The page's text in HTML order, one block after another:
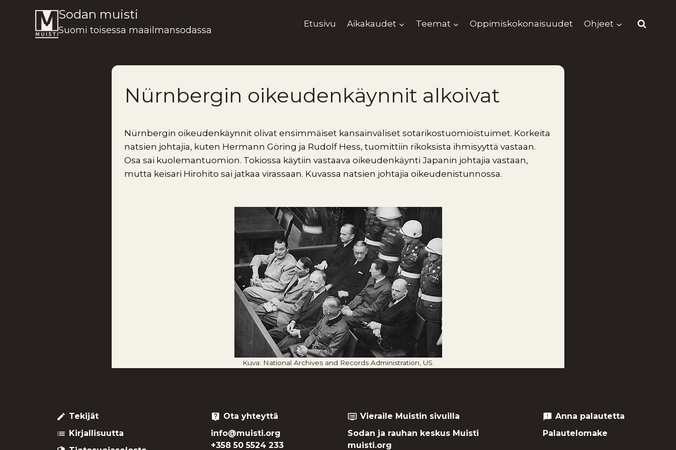
Sodan muisti
Suomi toisessa maailmansodassa
Etusivu Aikakaudet Teemat Oppimiskokonaisuudet Ohjeet
Nürnbergin oikeudenkäynnit alkoivat
Nürnbergin oikeudenkäynnit olivat ensimmäiset kansainväliset sotarikostuomioistuimet. Korkeita
natsien johtajia, kuten Hermann Göring ja Rudolf Hess, tuomittiin rikoksista ihmisyyttä vastaan.
Osa sai kuolemantuomion. Tokiossa käytiin vastaava oikeudenkäynti Japanin johtajia vastaan,
mutta keisari Hirohito sai jatkaa virassaan. Kuvassa natsien johtajia oikeudenistunnossa.
Kuva: National Archives and Records Administration, US.
create Tekijät
list Kirjallisuutta
live_help Ota yhteyttä
info@muisti.org
+358 50 5524 233
dvr Vieraile Muistin sivuilla
Sodan ja rauhan keskus Muisti
muisti.org
feedback Anna palautetta
Palautelomake